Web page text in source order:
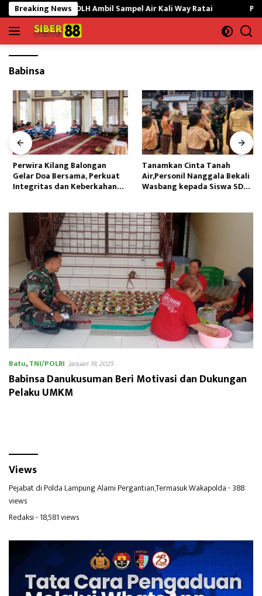
Langsung
ke
konten
Breaking News
Ikan Mati,DLH Ambil Sampel Air Kali Way Ratai Perwira
Babinsa
Perwira Kilang Balongan
Gelar Doa Bersama, Perkuat
Integritas dan Keberkahan
Tanamkan Cinta Tanah
Air,Personil Nanggala Bekali
Wasbang kepada Siswa SD
Batu,TNI/POLRI Januari 19, 2025
Babinsa Danukusuman Beri Motivasi dan Dukungan
Pelaku UMKM
Views
Pejabat di Polda Lampung Alami Pergantian,Termasuk Wakapolda- 388
views
Redaksi- 18,581 views